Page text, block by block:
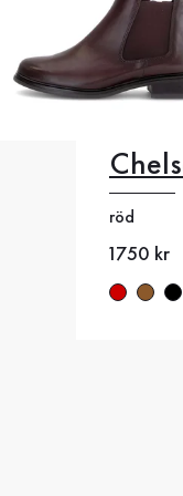
röd
Nytt pris
1750 kr
35
38